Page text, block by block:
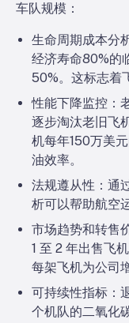
车队规模：
生命周期成本分
经济寿命80%的
50%。这标志着
性能下降监控：
逐步淘汰老旧飞
机每年150万美
油效率。
法规遵从性： 通
析可以帮助航空
市场趋势和转售
1 至 2 年出售飞
每架飞机为公司
可持续性指标：
个机队的二氧化